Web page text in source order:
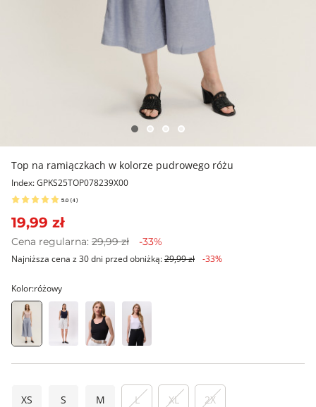
Top na ramiączkach w kolorze pudrowego różu
Index: GPKS25TOP078239X00
5.0 (4)
19,99 zł
Cena regularna: 29,99 zł -33%
Najniższa cena z 30 dni przed obniżką:29,99 zł -33%
Kolor:różowy
XS S M L XL 2X